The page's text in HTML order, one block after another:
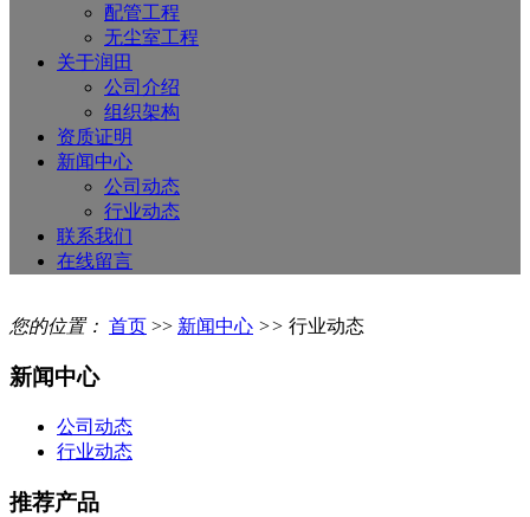
配管工程
无尘室工程
关于润田
公司介绍
组织架构
资质证明
新闻中心
公司动态
行业动态
联系我们
在线留言
您的位置： 首页 >> 新闻中心 >> 行业动态
新闻中心
公司动态
行业动态
推荐产品